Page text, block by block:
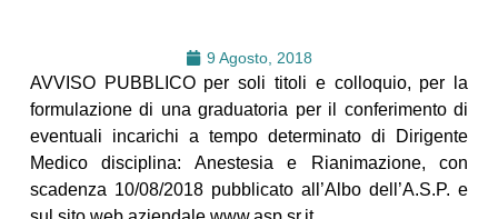
9 Agosto, 2018
AVVISO PUBBLICO per soli titoli e colloquio, per la
formulazione di una graduatoria per il conferimento di
eventuali incarichi a tempo determinato di Dirigente
Medico disciplina: Anestesia e Rianimazione, con
scadenza 10/08/2018 pubblicato all’Albo dell’A.S.P. e